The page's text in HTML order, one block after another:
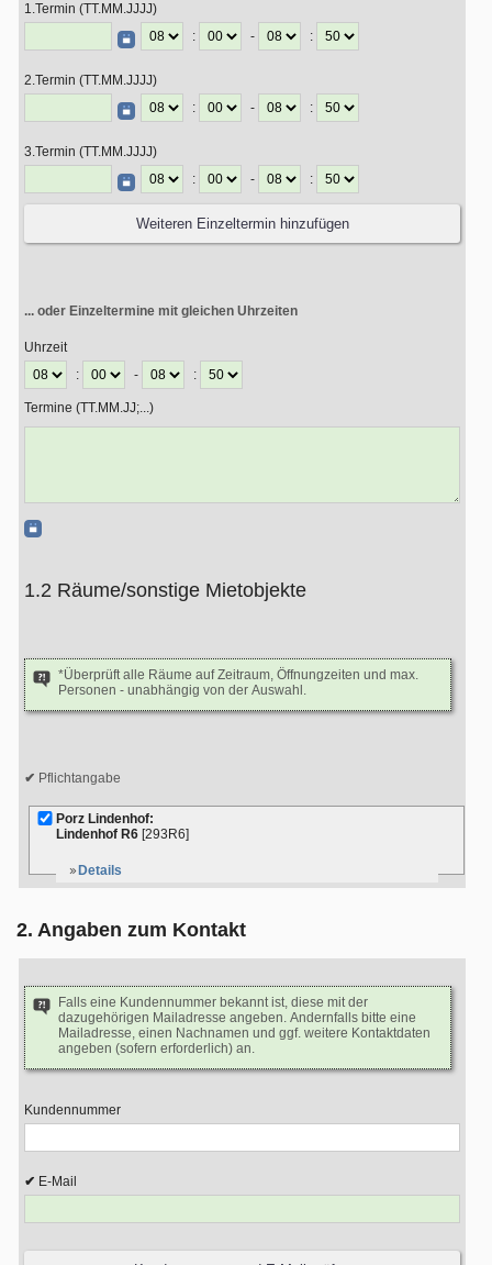
1.Termin (TT.MM.JJJJ)
:
- :
2.Termin (TT.MM.JJJJ)
:
- :
3.Termin (TT.MM.JJJJ)
:
- :
... oder Einzeltermine mit gleichen Uhrzeiten
Uhrzeit
:
- :
Termine (TT.MM.JJ;...)
1.2 Räume/sonstige Mietobjekte
*Überprüft alle Räume auf Zeitraum, Öffnungzeiten und max.
Personen - unabhängig von der Auswahl.
Pflichtangabe
Porz Lindenhof:
Lindenhof R6 [293R6]
Details
2. Angaben zum Kontakt
Falls eine Kundennummer bekannt ist, diese mit der
dazugehörigen Mailadresse angeben. Andernfalls bitte eine
Mailadresse, einen Nachnamen und ggf. weitere Kontaktdaten
angeben (sofern erforderlich) an.
Kundennummer
E-Mail